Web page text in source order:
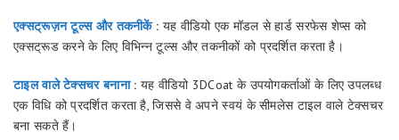
एक्सट्रूज़न टूल्स और तकनीकें: यह वीडियो एक मॉडल से हार्ड सरफेस शेप्स को
एक्सट्रूड करने के लिए विभिन्न टूल्स और तकनीकों को प्रदर्शित करता है।
टाइल वाले टेक्सचर बनाना: यह वीडियो 3DCoat के उपयोगकर्ताओं के लिए उपलब्ध
एक विधि को प्रदर्शित करता है, जिससे वे अपने स्वयं के सीमलेस टाइल वाले टेक्सचर
बना सकते हैं।